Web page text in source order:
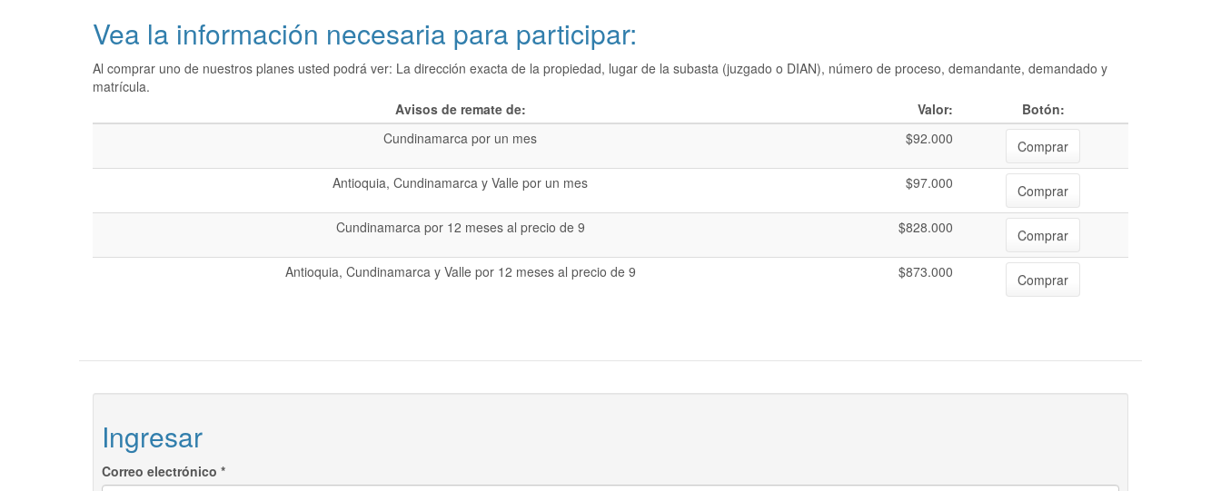
Vea la información necesaria para participar:
Al comprar uno de nuestros planes usted podrá ver: La dirección exacta de la propiedad, lugar de la subasta (juzgado o DIAN), número de proceso, demandante, demandado y
matrícula.
Avisos de remate de:
Valor:
Botón:
Cundinamarca por un mes
$92.000
Comprar
Antioquia, Cundinamarca y Valle por un mes
$97.000
Comprar
Cundinamarca por 12 meses al precio de 9
$828.000
Comprar
Antioquia, Cundinamarca y Valle por 12 meses al precio de 9
$873.000 Comprar
Ingresar
Correo electrónico *